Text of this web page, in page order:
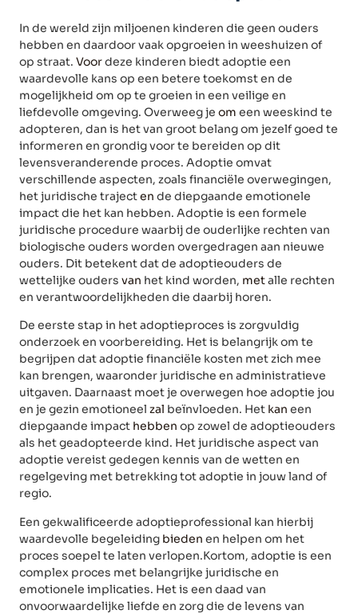
In de wereld zijn miljoenen kinderen die geen ouders
hebben en daardoor vaak opgroeien in weeshuizen of
op straat. Voordeze kinderen biedt adoptie een
waardevolle kans op een betere toekomst en de
mogelijkheid om op te groeien in een veilige en
liefdevolle omgeving. Overweeg je om een weeskind te
adopteren, dan is het van groot belang om jezelf goed te
informeren en grondig voor te bereiden op dit
levensveranderende proces. Adoptie omvat
verschillende aspecten, zoals financiële overwegingen,
het juridische trajecten de diepgaande emotionele
impact die het kan hebben. Adoptie is een formele
juridische procedure waarbij de ouderlijke rechten van
biologische ouders worden overgedragen aan nieuwe
ouders. Dit betekent dat de adoptieouders de
wettelijke ouders van het kind worden, metalle rechten
en verantwoordelijkheden die daarbij horen.
De eerste stap in het adoptieproces is zorgvuldig
onderzoek en voorbereiding. Het is belangrijk om te
begrijpen dat adoptie financiële kosten met zich mee
kan brengen, waaronder juridische en administratieve
uitgaven. Daarnaast moet je overwegen hoe adoptie jou
en je gezin emotioneel zal beïnvloeden. Het kan een
diepgaande impact hebben op zowel de adoptieouders
als het geadopteerde kind. Het juridische aspect van
adoptie vereist gedegen kennis van de wetten en
regelgeving met betrekking tot adoptie in jouw land of
regio.
Een gekwalificeerde adoptieprofessional kan hierbij
waardevolle begeleiding bieden en helpen om het
proces soepel te laten verlopen.Kortom, adoptie is een
complex proces met belangrijke juridische en
emotionele implicaties. Het is een daad van
onvoorwaardelijke liefde en zorg die de levens van